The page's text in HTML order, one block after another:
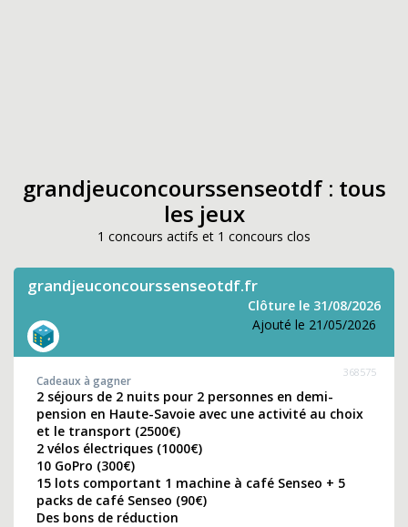
grandjeuconcourssenseotdf : tous
les jeux
1 concours actifs et 1 concours clos
grandjeuconcourssenseotdf.fr
Clôture le 31/08/2026
Ajouté le 21/05/2026
368575
Cadeaux à gagner
2 séjours de 2 nuits pour 2 personnes en demi-
pension en Haute-Savoie avec une activité au choix
et le transport (2500€)
2 vélos électriques (1000€)
10 GoPro (300€)
15 lots comportant 1 machine à café Senseo + 5
packs de café Senseo (90€)
Des bons de réduction